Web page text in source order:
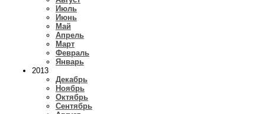
Июль
Июнь
Май
Апрель
Март
Февраль
Январь
2013
Декабрь
Ноябрь
Октябрь
Сентябрь